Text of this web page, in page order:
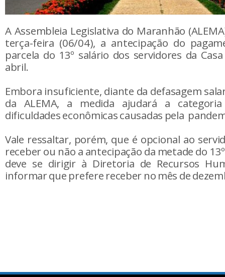
A Assembleia Legislativa do Maranhão
terça-feira (06/04), a antecipação do
parcela do 13º salário dos servidores da
abril.
Embora insuficiente, diante da defasagem
da ALEMA, a medida ajudará a
dificuldades econômicas causadas pela
Vale ressaltar, porém, que é opcional ao
receber ou não a antecipação da metade do
deve se dirigir à Diretoria de Recursos
informar que prefere receber no mês de